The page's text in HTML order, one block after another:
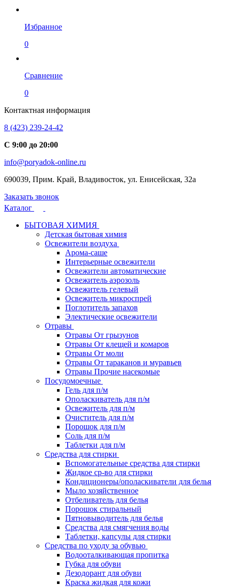
Избранное
0
Сравнение
0
Контактная информация
8 (423) 239-24-42
С 9:00 до 20:00
info@poryadok-online.ru
690039, Прим. Край, Владивосток, ул. Енисейская, 32а
Заказать звонок
Каталог
БЫТОВАЯ ХИМИЯ
Детская бытовая химия
Освежители воздуха
Арома-саше
Интерьерные освежители
Освежители автоматические
Освежитель аэрозоль
Освежитель гелевый
Освежитель микроспрей
Поглотитель запахов
Электические освежители
Отравы
Отравы От грызунов
Отравы От клещей и комаров
Отравы От моли
Отравы От тараканов и муравьев
Отравы Прочие насекомые
Посудомоечные
Гель для п/м
Ополаскиватель для п/м
Освежитель для п/м
Очиститель для п/м
Порошок для п/м
Соль для п/м
Таблетки для п/м
Средства для стирки
Вспомогательные средства для стирки
Жидкое ср-во для стирки
Кондиционеры/ополаскиватели для белья
Мыло хозяйственное
Отбеливатель для белья
Порошок стиральный
Пятновыводитель для белья
Средства для смягчения воды
Таблетки, капсулы для стирки
Средства по уходу за обувью
Водооталкивающая пропитка
Губка для обуви
Дезодорант для обуви
Краска жидкая для кожи